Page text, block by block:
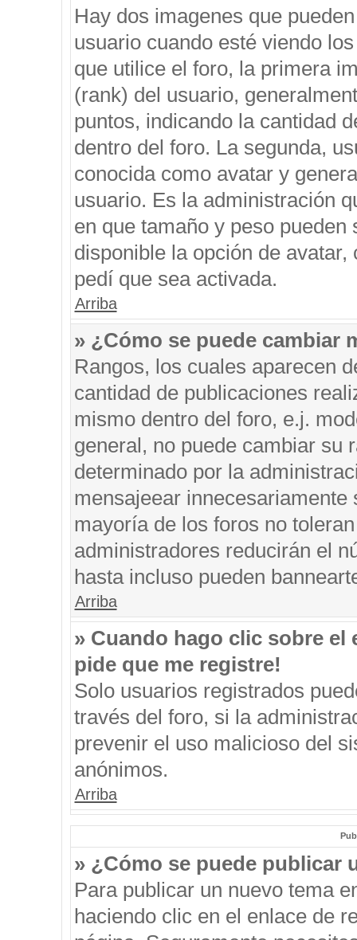
Hay dos imagenes que
usuario cuando esté viendo
que utilice el foro, la primera
(rank) del usuario,
puntos, indicando la cantidad
dentro del foro. La segunda,
conocida como avatar y
usuario. Es la administración
en que tamaño y peso
disponible la opción de
pedí que sea activada.
Arriba
» ¿Cómo se puede cambiar
Rangos, los cuales aparecen
cantidad de publicaciones
mismo dentro del foro, e.j.
general, no puede cambiar su
determinado por la
mensajeear
mayoría de los foros no
administradores reducirán el
hasta incluso pueden
Arriba
» Cuando hago clic sobre el
pide que me registre!
Solo usuarios registrados
través del foro, si la
prevenir el uso malicioso del
anónimos.
Arriba
» ¿Cómo se puede publicar
Para publicar un nuevo tema
haciendo clic en el enlace de